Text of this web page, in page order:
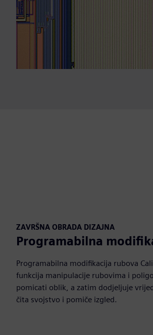
ZAVRŠNA OBRADA DIZAJNA
Programabilna
Programabilna modifikacija rubova
funkcija manipulacije rubovima i
pomicati oblik, a zatim dodjeljuje
čita svojstvo i pomiče izgled.